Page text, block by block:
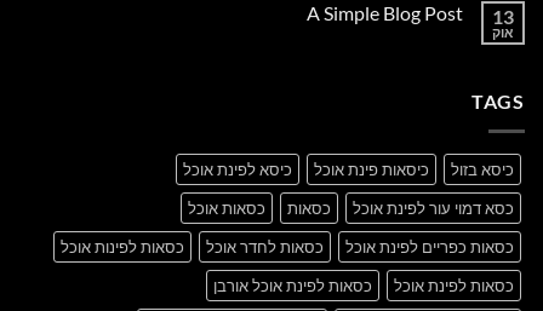
Just
13
אוק
A Simple Blog Post
TAGS
כיסא בזול כיסאות פינת אוכל
כיסא לפינת אוכל
כסא דמוי עור לפינת אוכל
כסאות
כסאות אוכל
כסאות כפריים לפינת אוכל
כסאות לחדר אוכל
כסאות לפינות אוכל
כסאות לפינת אוכל
כסאות לפינת אוכל אורבן